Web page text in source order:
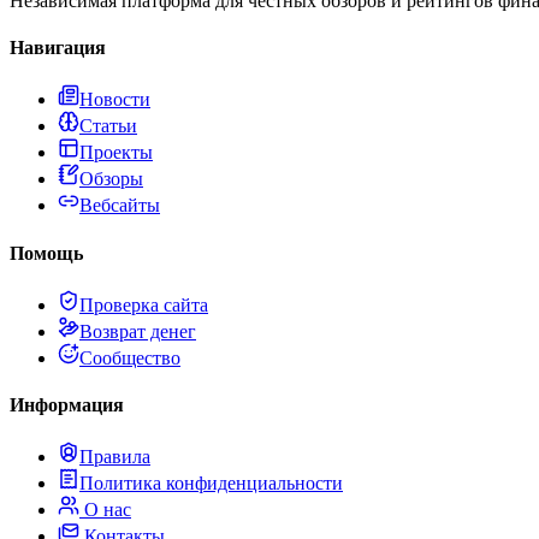
Навигация
Новости
Статьи
Проекты
Обзоры
Вебсайты
Помощь
Проверка сайта
Возврат денег
Сообщество
Информация
Правила
Политика конфиденциальности
О нас